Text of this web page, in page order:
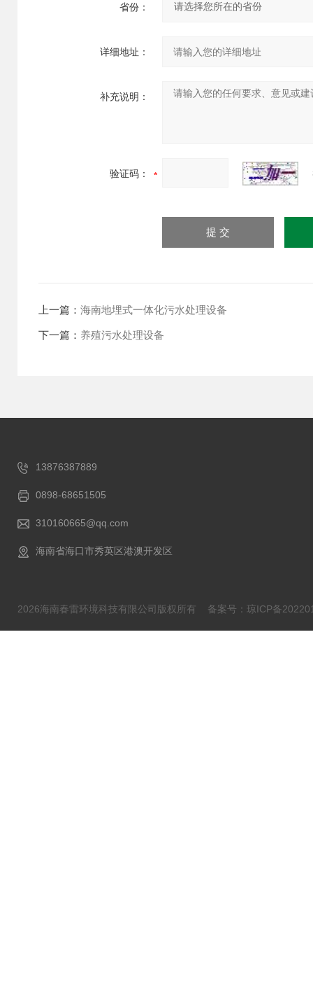
省份：
详细地址：
补充说明：
验证码：
上一篇： 海南地埋式一体化污水处理设备
下一篇： 养殖污水处理设备
13876387889
0898-68651505
310160665@qq.com
海南省海口市秀英区港澳开发区
2026海南春雷环境科技有限公司版权所有 备案号：琼ICP备